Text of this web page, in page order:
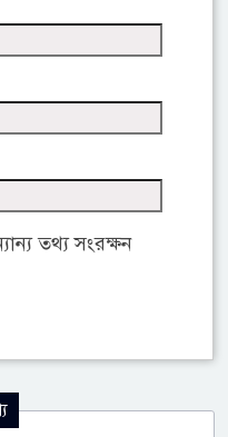
তথ্য সংরক্ষন